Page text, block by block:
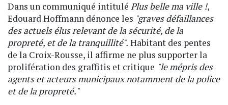
Dans un communiqué intitulé Plus belle ma ville !,
Edouard Hoffmann dénonce les "graves défaillances
des actuels élus relevant de la sécurité, de la
propreté, et de la tranquillité". Habitant des pentes
de la Croix-Rousse, il affirme ne plus supporter la
prolifération des graffitis et critique "le mépris des
agents et acteurs municipaux notamment de la police
et de la propreté."